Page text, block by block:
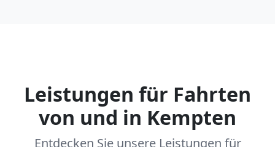
Leistungen für Fahrten
von und in Kempten
Entdecken Sie unsere Leistungen für